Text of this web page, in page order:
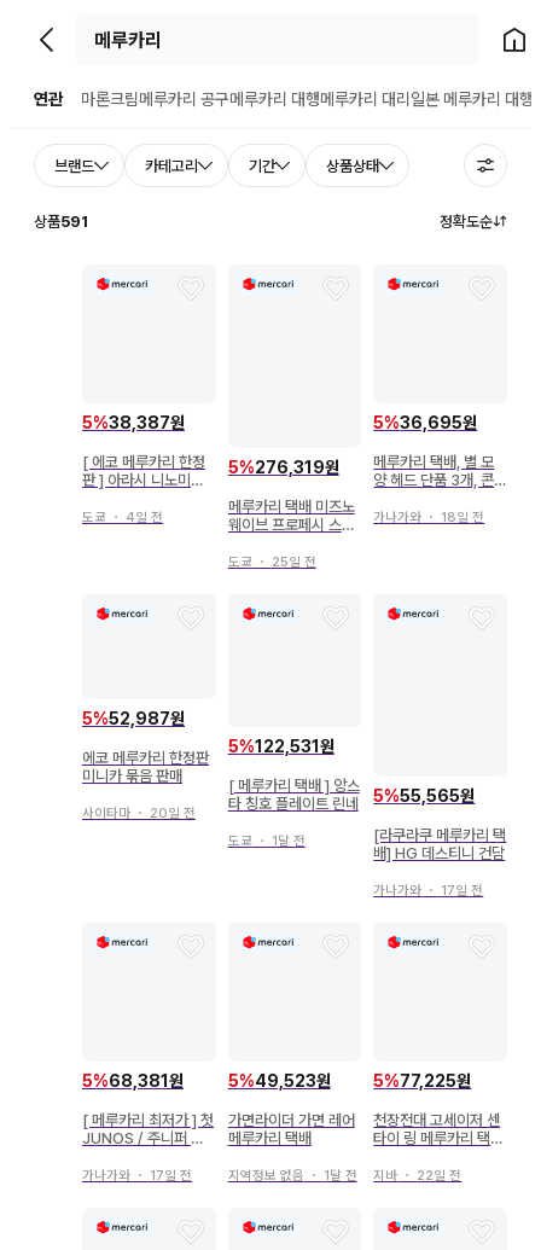
뒤로가기 홈으
연관 마론크림메루카리 공구메루카리 대행메루카리 대리 일본 메루카리 대행
브랜드 카테고리 기간 상품상태
상품591 정확도순
5%38,387원
[ 에코 메루카리 한정
판 ] 아라시 니노미야
매
도쿄 ・ 4일 전
5%276,319원
메루카리 택배 미즈노
웨이브 프로페시 스트
도쿄 ・ 25일 전
5%36,695원
메루카리 택배, 별 모
양 헤드 단품 3개, 콘
가나가와 ・ 18일 전
5%52,987원
에코 메루카리 한정판
미니카 묶음 판매
사이타마 ・ 20일 전
5%122,531원
[ 메루카리 택배 ] 앙스
타 칭호 플레이트 린네
도쿄 ・ 1달 전
5%55,565원
[라쿠라쿠 메루카리 택
배] HG 데스티니 건담
가나가와 ・ 17일 전
5%68,381원
[ 메루카리 최저가 ] 첫
JUNOS / 주니퍼 웍
가나가와 ・ 17일 전
5%49,523원
가면라이더 가면 레어
메루카리 택배
지역정보 없음 ・ 1달 전
5%77,225원
천장전대 고세이저 센
타이 링 메루카리 택배
지바 ・ 22일 전